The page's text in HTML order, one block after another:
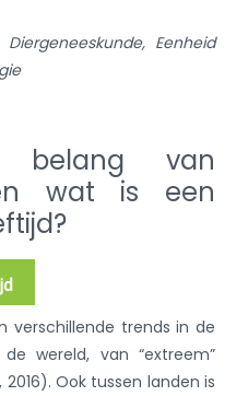
Eenheid
van
wat is een
verschillende trends in de
wereld, van “extreem”
Ook tussen landen is